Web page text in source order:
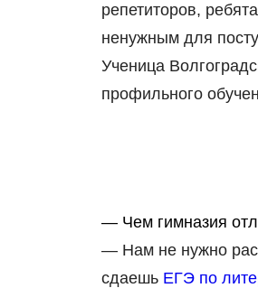
репетиторов,
ненужным для
Ученица
профильного
— Чем гимназия
— Нам не нужно
сдаешь ЕГЭ по